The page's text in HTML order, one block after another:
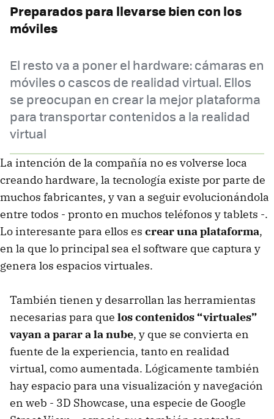
Preparados para llevarse bien con los
móviles
El resto va a poner el hardware: cámaras en
móviles o cascos de realidad virtual. Ellos
se preocupan en crear la mejor plataforma
para transportar contenidos a la realidad
virtual
La intención de la compañía no es volverse loca
creando hardware, la tecnología existe por parte de
muchos fabricantes, y van a seguir evolucionándola
entre todos - pronto en muchos teléfonos y tablets -.
Lo interesante para ellos es crear una plataforma,
en la que lo principal sea el software que captura y
genera los espacios virtuales.
También tienen y desarrollan las herramientas
necesarias para que los contenidos “virtuales”
vayan a parar a la nube, y que se convierta en
fuente de la experiencia, tanto en realidad
virtual, como aumentada. Lógicamente también
hay espacio para una visualización y navegación
en web - 3D Showcase, una especie de Google